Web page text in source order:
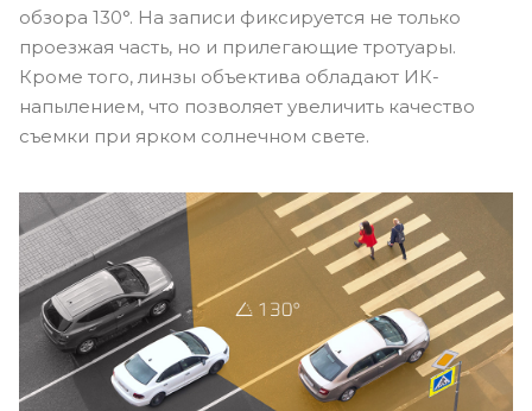
обзора 130°. На записи фиксируется не только
проезжая часть, но и прилегающие тротуары.
Кроме того, линзы объектива обладают ИК-
напылением, что позволяет увеличить качество
съемки при ярком солнечном свете.